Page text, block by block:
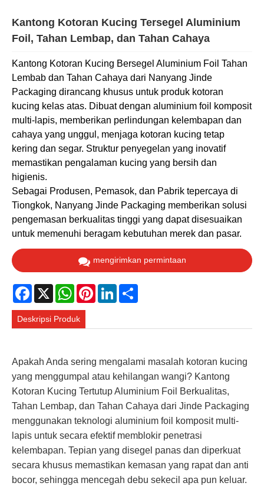
Kantong Kotoran Kucing Tersegel Aluminium
Foil, Tahan Lembap, dan Tahan Cahaya
Kantong Kotoran Kucing Bersegel Aluminium Foil Tahan
Lembab dan Tahan Cahaya dari Nanyang Jinde
Packaging dirancang khusus untuk produk kotoran
kucing kelas atas. Dibuat dengan aluminium foil komposit
multi-lapis, memberikan perlindungan kelembapan dan
cahaya yang unggul, menjaga kotoran kucing tetap
kering dan segar. Struktur penyegelan yang inovatif
memastikan pengalaman kucing yang bersih dan
higienis.
Sebagai Produsen, Pemasok, dan Pabrik tepercaya di
Tiongkok, Nanyang Jinde Packaging memberikan solusi
pengemasan berkualitas tinggi yang dapat disesuaikan
untuk memenuhi beragam kebutuhan merek dan pasar.
mengirimkan permintaan
Facebook
X WhatsAppPinterestLinkedIn
Deskripsi Produk
Apakah Anda sering mengalami masalah kotoran kucing
yang menggumpal atau kehilangan wangi? Kantong
Kotoran Kucing Tertutup Aluminium Foil Berkualitas,
Tahan Lembap, dan Tahan Cahaya dari Jinde Packaging
menggunakan teknologi aluminium foil komposit multi-
lapis untuk secara efektif memblokir penetrasi
kelembapan. Tepian yang disegel panas dan diperkuat
secara khusus memastikan kemasan yang rapat dan anti
bocor, sehingga mencegah debu sekecil apa pun keluar.